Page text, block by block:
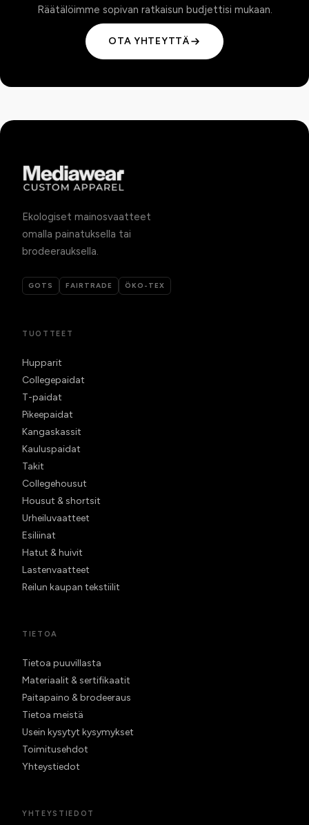
Räätälöimme sopivan ratkaisun budjettisi mukaan.
OTA YHTEYTTÄ
Ekologiset mainosvaatteet
omalla painatuksella tai
brodeerauksella.
GOTS FAIRTRADE ÖKO-TEX
TUOTTEET
Hupparit
Collegepaidat
T-paidat
Pikeepaidat
Kangaskassit
Kauluspaidat
Takit
Collegehousut
Housut & shortsit
Urheiluvaatteet
Esiliinat
Hatut & huivit
Lastenvaatteet
Reilun kaupan tekstiilit
TIETOA
Tietoa puuvillasta
Materiaalit & sertifikaatit
Paitapaino & brodeeraus
Tietoa meistä
Usein kysytyt kysymykset
Toimitusehdot
Yhteystiedot
YHTEYSTIEDOT